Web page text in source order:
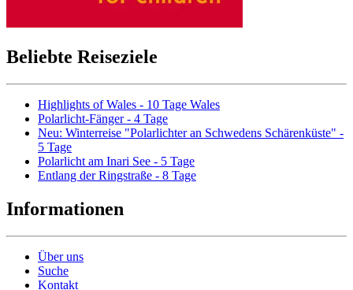
Beliebte Reiseziele
Highlights of Wales - 10 Tage Wales
Polarlicht-Fänger - 4 Tage
Neu: Winterreise "Polarlichter an Schwedens Schärenküste" -
5 Tage
Polarlicht am Inari See - 5 Tage
Entlang der Ringstraße - 8 Tage
Informationen
Über uns
Suche
Kontakt